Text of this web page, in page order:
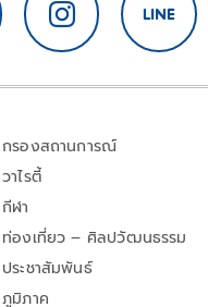
กรองสถานการณ์
วาไรตี้
กีฬา
ท่องเที่ยว – ศิลปวัฒนธรรม
ประชาสัมพันธ์
ภูมิภาค